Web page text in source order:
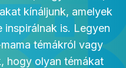
kínáljunk, amelyek
inspirálnak is. Legyen
témákról vagy
hogy olyan témákat